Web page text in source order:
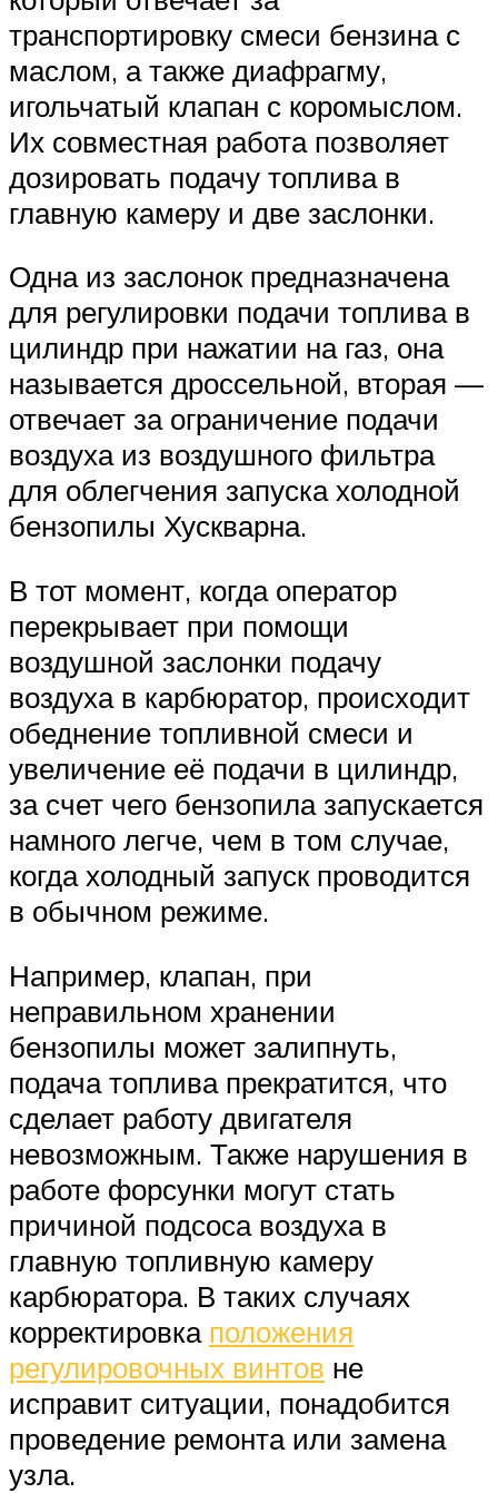
транспортировку смеси бензина с
маслом, а также диафрагму,
игольчатый клапан с коромыслом.
Их совместная работа позволяет
дозировать подачу топлива в
главную камеру и две заслонки.
Одна из заслонок предназначена
для регулировки подачи топлива в
цилиндр при нажатии на газ, она
называется дроссельной, вторая —
отвечает за ограничение подачи
воздуха из воздушного фильтра
для облегчения запуска холодной
бензопилы Хускварна.
В тот момент, когда оператор
перекрывает при помощи
воздушной заслонки подачу
воздуха в карбюратор, происходит
обеднение топливной смеси и
увеличение её подачи в цилиндр,
за счет чего бензопила запускается
намного легче, чем в том случае,
когда холодный запуск проводится
в обычном режиме.
Например, клапан, при
неправильном хранении
бензопилы может залипнуть,
подача топлива прекратится, что
сделает работу двигателя
невозможным. Также нарушения в
работе форсунки могут стать
причиной подсоса воздуха в
главную топливную камеру
карбюратора. В таких случаях
корректировка положения
регулировочных винтов не
исправит ситуации, понадобится
проведение ремонта или замена
узла.